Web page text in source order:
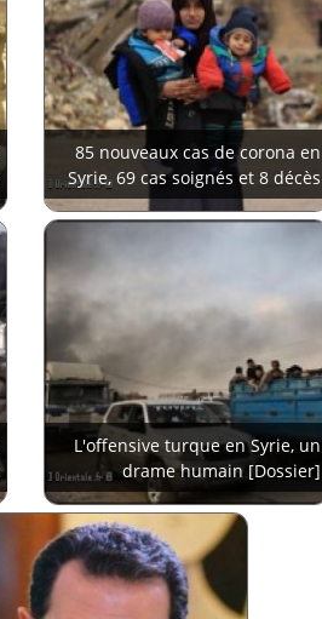
85 nouveaux cas de corona en
Syrie, 69 cas soignés et 8 décès
L'offensive turque en Syrie, un
drame humain [Dossier]